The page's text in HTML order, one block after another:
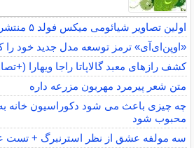
اولین تصاویر شیائومی میکس فولد ۵ منتشر شد
«اوپن‌ای‌آی» ترمز توسعه مدل جدید خود را
کشف رازهای معبد گالاپاتا راجا ویهارا
متن شعر پیرمرد مهربون مزرعه داره
چه چیزی باعث می شود دکوراسیون خانه به
محبوب شود
سه مولفه عشق از نظر استرنبرگ + تست